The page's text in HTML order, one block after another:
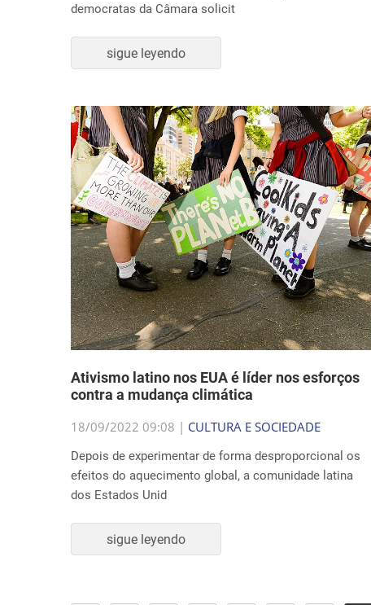
democratas da Câmara solicit
sigue leyendo
Ativismo latino nos EUA é líder nos esforços
contra a mudança climática
18/09/2022 09:08 | CULTURA E SOCIEDADE
Depois de experimentar de forma desproporcional os
efeitos do aquecimento global, a comunidade latina
dos Estados Unid
sigue leyendo